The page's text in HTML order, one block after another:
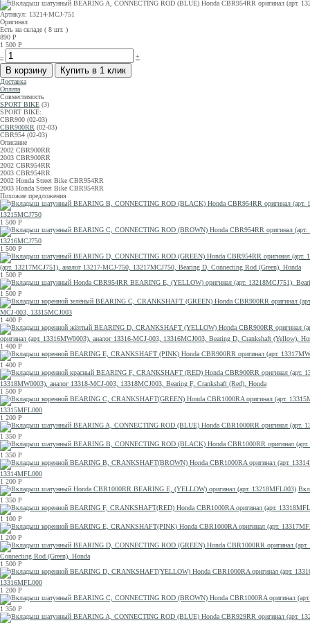
Артикул: 13214-MCJ-751
Оригинал
Есть на складе ( 8 шт. )
890 Р
1 500 Р
–
+
Доставка
Оплата
Совместимость
SPORT BIKE (3)
SPORT BIKE:
CBR900 (02-03)
CBR900RR (02-03)
CBR954 (02-03)
Описание
2002 CBR900RR
2003 CBR900RR
2002 CBR954RR
2003 CBR954RR
2002 Honda Street Bike CBR954RR
2003 Honda Street Bike CBR954RR
Похожие предложения
13215MCJ750
1 500 Р
13216MCJ750
1 500 Р
(арт. 13217MCJ751), аналог 13217-MCJ-750, 13217MCJ750, Bearing D, Connecting Rod (Green), Honda
1 500 Р
1 500 Р
MCJ-003, 13315MCJ003
1 400 Р
оригинал (арт. 13316MW0003), аналог 13316-MCJ-003, 13316MCJ003, Bearing D, Crankshaft (Yellow),
1 400 Р
1 400 Р
13318MW0003), аналог 13318-MCJ-003, 13318MCJ003, Bearing F, Crankshaft (Red), Honda
1 500 Р
13315MFL000
1 200 Р
1 350 Р
1 350 Р
13314MFL000
1 200 Р
1 350 Р
1 100 Р
1 200 Р
Connecting Rod (Green), Honda
1 500 Р
13316MFL000
1 200 Р
1 350 Р